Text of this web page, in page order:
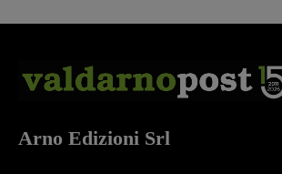
Arno Edizioni Srl